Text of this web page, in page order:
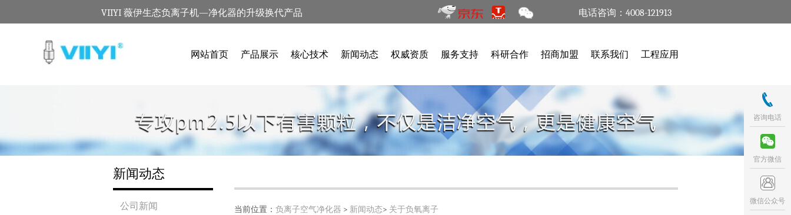
VIIYI 薇伊生态负离子机—净化器的升级换代产品 电话咨询：4008-121913
网站首页 产品展示 核心技术 新闻动态 权威资质 服务支持 科研合作 招商加盟 联系我们 工程应用
新闻动态
公司新闻
当前位置： 负离子空气净化器 > 新闻动态> 关于负氧离子
咨询电话
官方微信
微信公众号